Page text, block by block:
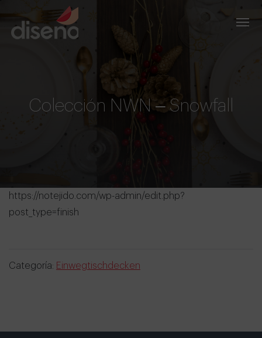
Colección NWN – Snowfall
https://notejido.com/wp-admin/edit.php?
post_type=finish
Categoría: Einwegtischdecken